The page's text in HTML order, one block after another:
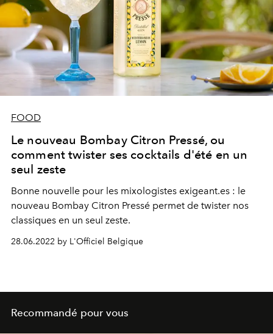
FOOD
Le nouveau Bombay Citron Pressé, ou
comment twister ses cocktails d'été en un
seul zeste
Bonne nouvelle pour les mixologistes exigeant.es : le
nouveau Bombay Citron Pressé permet de twister nos
classiques en un seul zeste.
28.06.2022 by L'Officiel Belgique
Recommandé pour vous